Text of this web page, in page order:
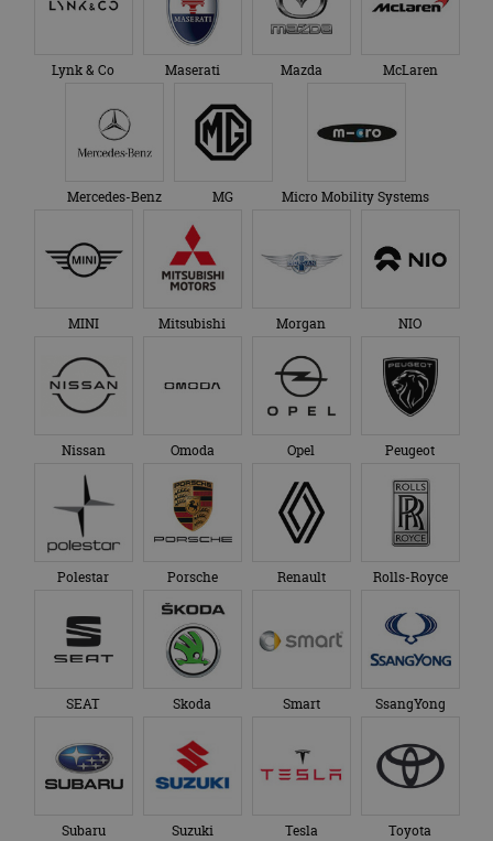
Lynk & Co Maserati Mazda McLaren
Mercedes-Benz MG Micro Mobility Systems
MINI Mitsubishi Morgan NIO
Nissan Omoda Opel Peugeot
Polestar Porsche Renault Rolls-Royce
SEAT Skoda Smart SsangYong
Subaru Suzuki Tesla Toyota